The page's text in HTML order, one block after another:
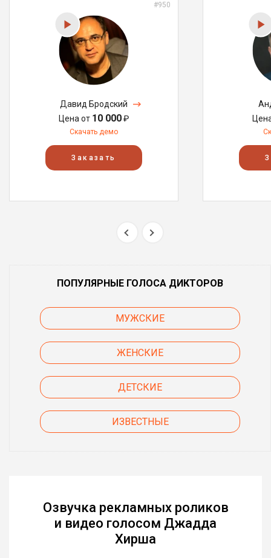
#950
Давид Бродский
Цена от 10 000₽
Скачать демо
Заказать
ПОПУЛЯРНЫЕ ГОЛОСА ДИКТОРОВ
МУЖСКИЕ
ЖЕНСКИЕ
ДЕТСКИЕ
ИЗВЕСТНЫЕ
Озвучка рекламных роликов
и видео голосом Джадда
Хирша